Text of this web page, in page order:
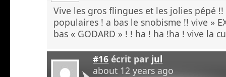
Vive les gros flingues et les jolies pépé !!
populaires ! a bas le snobisme !! vive »
bas « GODARD » ! ! ha ! ha !ha ! vive la
#16 écrit par jul
about 12 years ago